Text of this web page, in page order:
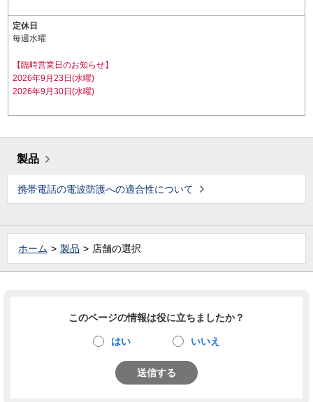
定休日
毎週水曜
【臨時営業日のお知らせ】
2026年9月23日(水曜)
2026年9月30日(水曜)
製品
携帯電話の電波防護への適合性について
ホーム 製品 店舗の選択
このページの情報は役に立ちましたか？
はい いいえ
送信する